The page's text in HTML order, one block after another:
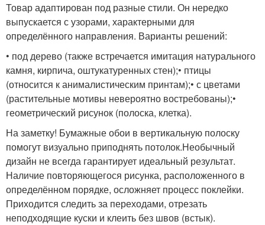
Товар адаптирован под разные стили. Он нередко
выпускается с узорами, характерными для
определённого направления. Варианты решений:
• под дерево (также встречается имитация натурального
камня, кирпича, оштукатуренных стен);• птицы
(относится к анималистическим принтам);• с цветами
(растительные мотивы невероятно востребованы);•
геометрический рисунок (полоска, клетка).
На заметку! Бумажные обои в вертикальную полоску
помогут визуально приподнять потолок.Необычный
дизайн не всегда гарантирует идеальный результат.
Наличие повторяющегося рисунка, расположенного в
определённом порядке, осложняет процесс поклейки.
Приходится следить за переходами, отрезать
неподходящие куски и клеить без швов (встык).